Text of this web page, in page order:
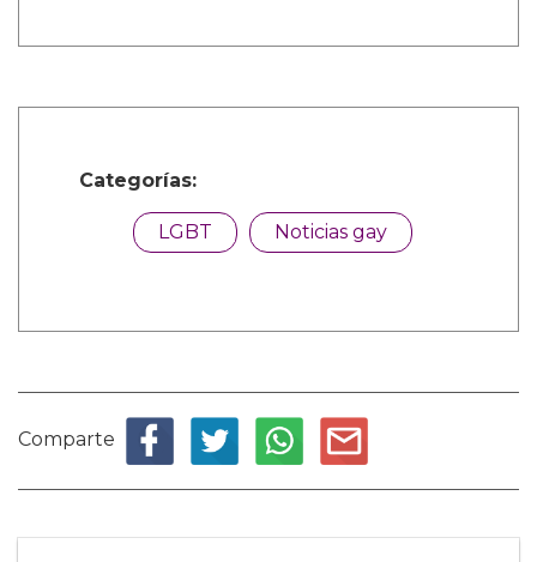
Categorías:
LGBT Noticias gay
Comparte